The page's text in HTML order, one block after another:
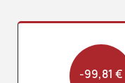
-99,81 €